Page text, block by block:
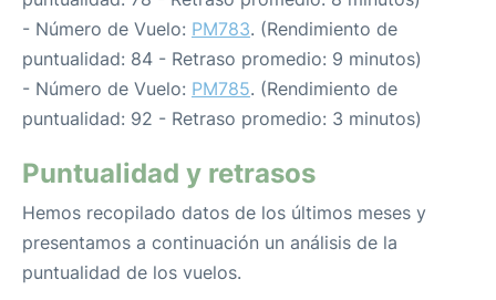
- Número de Vuelo: PM783. (Rendimiento de
puntualidad: 84 - Retraso promedio: 9 minutos)
- Número de Vuelo: PM785. (Rendimiento de
puntualidad: 92 - Retraso promedio: 3 minutos)
Puntualidad y retrasos
Hemos recopilado datos de los últimos meses y
presentamos a continuación un análisis de la
puntualidad de los vuelos.